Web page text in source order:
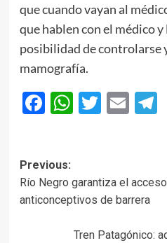
que cuando vayan al
que hablen con el médico y
posibilidad de controlarse
mamografía.
Facebook
WhatsApp
Twitter
Post
navigation
Previous:
Río Negro garantiza el
anticonceptivos de barrera
Tren Patagónico: